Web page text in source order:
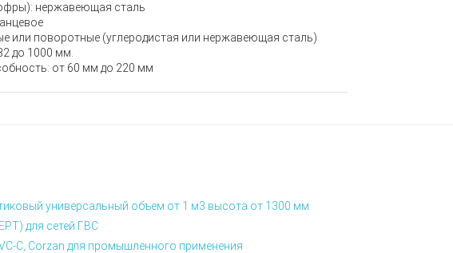
нержавеющая сталь
или поворотные (углеродистая или нержавеющая сталь)
до 1000 мм.
от 60 мм до 220 мм
универсальный объем от 1 м3 высота от 1300 мм
для сетей ГВС
C, Corzan для промышленного применения